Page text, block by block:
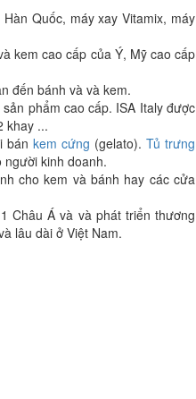
Quốc, máy xay Vitamix, máy
kem cao cấp của Ý, Mỹ cao cấp
đến bánh và và kem.
phẩm cao cấp. ISA Italy được
khay ...
bán kem cứng (gelato). Tủ trưng
kinh doanh.
cho kem và bánh hay các cửa
Châu Á và và phát triển thương
lâu dài ở Việt Nam.